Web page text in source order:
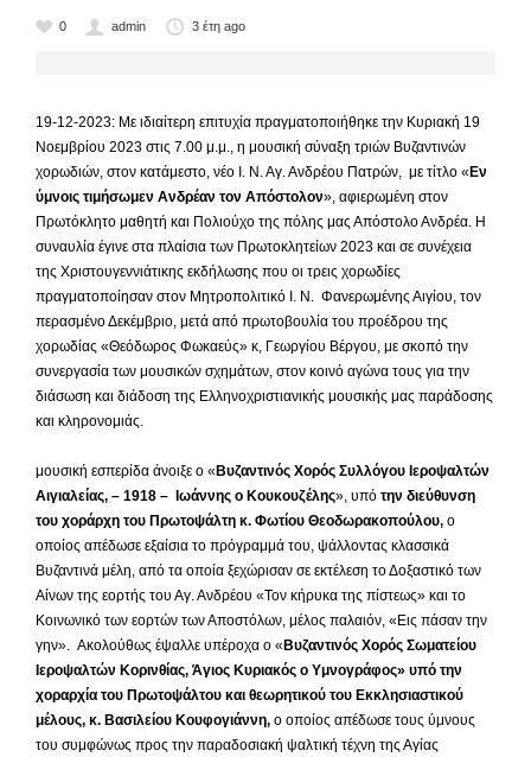
0 admin 3 έτη ago
19-12-2023: Με ιδιαίτερη επιτυχία πραγματοποιήθηκε την Κυριακή 19
Νοεμβρίου 2023 στις 7.00 μ.μ., η μουσική σύναξη τριών Βυζαντινών
χορωδιών, στον κατάμεστο, νέο Ι. Ν. Αγ. Ανδρέου Πατρών, με τίτλο «Εν
ύμνοις τιμήσωμεν Ανδρέαν τον Απόστολον», αφιερωμένη στον
Πρωτόκλητο μαθητή και Πολιούχο της πόλης μας Απόστολο Ανδρέα. Η
συναυλία έγινε στα πλαίσια των Πρωτοκλητείων 2023 και σε συνέχεια
της Χριστουγεννιάτικης εκδήλωσης που οι τρεις χορωδίες
πραγματοποίησαν στον Μητροπολιτικό Ι. Ν. Φανερωμένης Αιγίου, τον
περασμένο Δεκέμβριο, μετά από πρωτοβουλία του προέδρου της
χορωδίας «Θεόδωρος Φωκαεύς» κ, Γεωργίου Βέργου, με σκοπό την
συνεργασία των μουσικών σχημάτων, στον κοινό αγώνα τους για την
διάσωση και διάδοση της Ελληνοχριστιανικής μουσικής μας παράδοσης
και κληρονομιάς.
μουσική εσπερίδα άνοιξε ο «Βυζαντινός Χορός Συλλόγου Ιεροψαλτών
Αιγιαλείας, – 1918 – Ιωάννης ο Κουκουζέλης», υπό την διεύθυνση
του χοράρχη του Πρωτοψάλτη κ. Φωτίου Θεοδωρακοπούλου, ο
οποίος απέδωσε εξαίσια το πρόγραμμά του, ψάλλοντας κλασσικά
Βυζαντινά μέλη, από τα οποία ξεχώρισαν σε εκτέλεση το Δοξαστικό των
Αίνων της εορτής του Αγ. Ανδρέου «Τον κήρυκα της πίστεως» και το
Κοινωνικό των εορτών των Αποστόλων, μέλος παλαιόν, «Εις πάσαν την
γην». Ακολούθως έψαλλε υπέροχα ο «Βυζαντινός Χορός Σωματείου
Ιεροψαλτών Κορινθίας, Άγιος Κυριακός ο Υμνογράφος» υπό την
χοραρχία του Πρωτοψάλτου και θεωρητικού του Εκκλησιαστικού
μέλους, κ. Βασιλείου Κουφογιάννη, ο οποίος απέδωσε τους ύμνους
του συμφώνως προς την παραδοσιακή ψαλτική τέχνη της Αγίας